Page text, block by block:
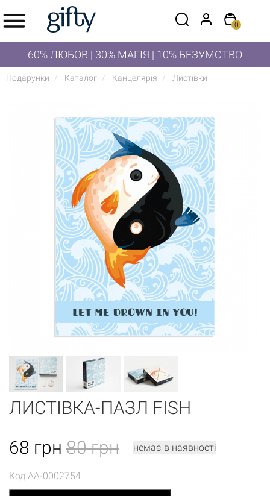
0
60% ЛЮБОВ | 30% МАГІЯ | 10% БЕЗУМСТВО
Подарунки Каталог Канцелярія Листівки
ЛИСТІВКА-ПАЗЛ FISH
68 грн 80 грн немає в наявності
Код AA-0002754